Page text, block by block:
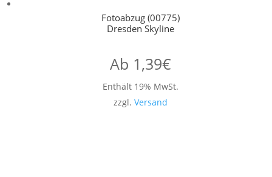
Fotoabzug (00775)
Dresden Skyline
Ab 1,39€
Enthält 19% MwSt.
zzgl. Versand